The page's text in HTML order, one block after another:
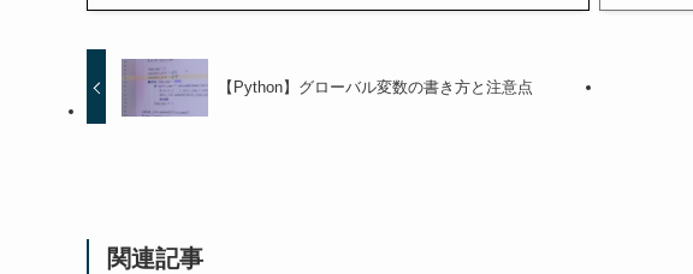
【Python】グローバル変数の書き方と注意点
関連記事